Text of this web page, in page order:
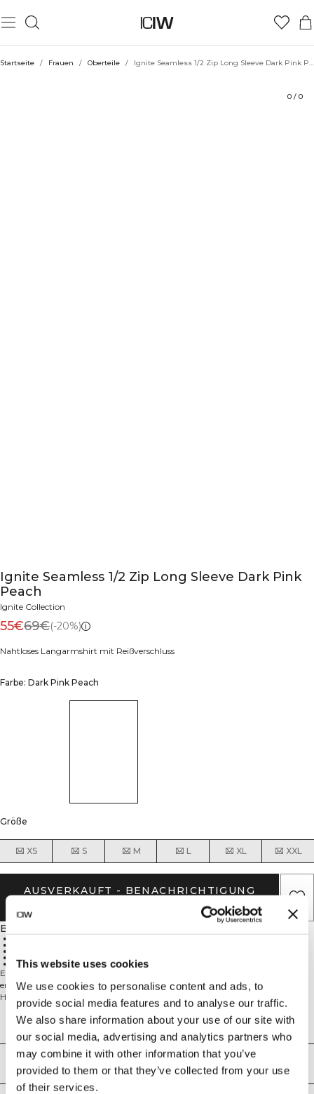
This website uses cookies
We use cookies to personalise content and ads, to
provide social media features and to analyse our traffic.
We also share information about your use of our site with
our social media, advertising and analytics partners who
may combine it with other information that you’ve
provided to them or that they’ve collected from your use
of their services.
Startseite / Frauen / Oberteile / Ignite Seamless 1/2 Zip Long Sleeve Dark Pink Peach
0 / 0
Ignite Seamless 1/2 Zip Long Sleeve Dark Pink
Peach
Ignite Collection
55€69€(-20%)
Nahtloses Langarmshirt mit Reißverschluss
Farbe: Dark Pink Peach
Größe
XS S M L XL XXL
AUSVERKAUFT - BENACHRICHTIGUNG
Beschreibung
4-Wege-Stretch
Halber Reißverschluss
Entworfen mit hohem Kragen und Reißverschluss vorne bietet dieses
enganliegende, nahtlose Oberteil ein schlankes, figurbetonendes Gefühl.
Hergestellt aus einer Mischung aus 92% Polyamid und 8% Lycra, verfügt es
über einen Vierwege-Stretch und SWEATTECH™-Technologie, die dich
trocken und komfortabel hält. Perfekt zum Schichten oder zum alleinigen
Tragen während des Trainings, beim Aufwärmen oder im Alltag.
Technical Aspects
Lieferung & Rückgabe